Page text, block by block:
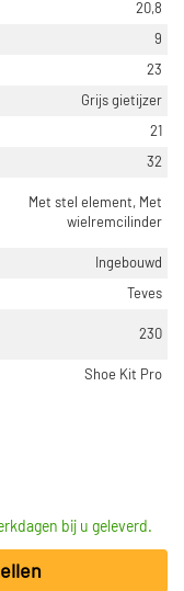
20,8
9
23
Grijs gietijzer
21
32
Met stel element, Met
wielremcilinder
Ingebouwd
Teves
230
Shoe Kit Pro
bij u geleverd.